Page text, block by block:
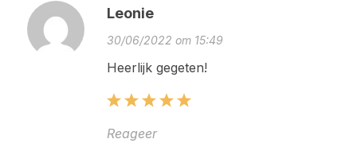
Leonie
30/06/2022 om 15:49
Heerlijk gegeten!
Reageer